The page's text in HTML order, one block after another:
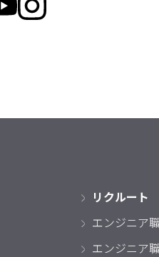
リクルート
エンジニア
エンジニア